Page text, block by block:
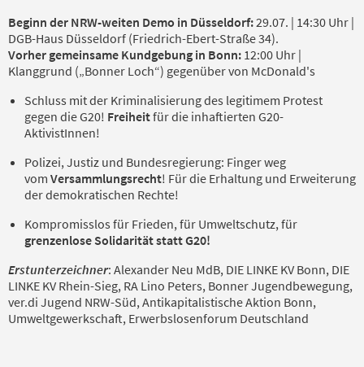
Beginn der NRW-weiten Demo in Düsseldorf:29.07. | 14:30 Uhr |
DGB-Haus Düsseldorf (Friedrich-Ebert-Straße 34).
Vorher gemeinsame Kundgebung in Bonn: 12:00 Uhr |
Klanggrund („Bonner Loch“) gegenüber von McDonald's
Schluss mit der Kriminalisierung des legitimem Protest
gegen die G20! Freiheitfür die inhaftierten G20-
AktivistInnen!
Polizei, Justiz und Bundesregierung: Finger weg
vom Versammlungsrecht! Für die Erhaltung und Erweiterung
der demokratischen Rechte!
Kompromisslos für Frieden, für Umweltschutz, für
grenzenlose Solidarität statt G20!
Erstunterzeichner: Alexander Neu MdB, DIE LINKE KV Bonn, DIE
LINKE KV Rhein-Sieg, RA Lino Peters, Bonner Jugendbewegung,
ver.di Jugend NRW-Süd, Antikapitalistische Aktion Bonn,
Umweltgewerkschaft, Erwerbslosenforum Deutschland